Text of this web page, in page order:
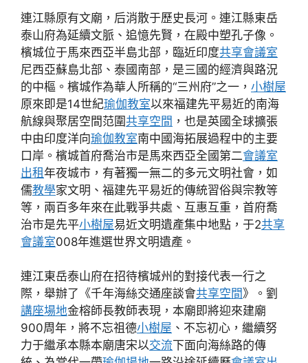
連江縣原有文廟，后消散于歷史長河。連江縣東岳
泰山府為延續文脈、追憶先賢，在殿中塑孔子像。
檳城位于馬來西亞半島北部，臨近印度共享會議室
尼西亞蘇島北部、泰國南部，是三國的經濟與路況
的中樞。檳城作為華人所稱的“三州府”之一， 小樹屋
原來即是14世紀瑜伽教室以來福建先平易近的南海
航線與聚居空間范圍共享空間 ，也是英國全球擴張
中由印度洋向瑜伽教室南中國海拓展過程中的主要
口岸。檳城首府喬治市是馬來西亞全國第二會議室
出租年夜城市，有著獨一無二的多元文明社會，如
儒教學家文明、福建先平易近的傳統習俗與宗教等
等，兩百多年來在此戰爭共處、互惠互重，首府喬
治市是先平小樹屋易近文明遺產集中地點，于2共享
會議室008年進選世界文明遺產。
連江東岳泰山府在招待檳城州的對接代表一行之
際，舉辦了《千年海絲交通座談會共享空間》。劉
講座場地金榕師長教師表現，本廟即將迎來建廟
900周年，將不忘祖德小樹屋 、不忘初心，繼續努
力于繼承本縣本廟唐宋以交流下面向海絲路的傳